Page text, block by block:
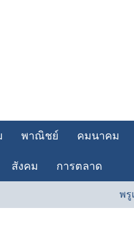
พาณิชย์ คมนาคม
สังคม การตลาด
พรูเด็น